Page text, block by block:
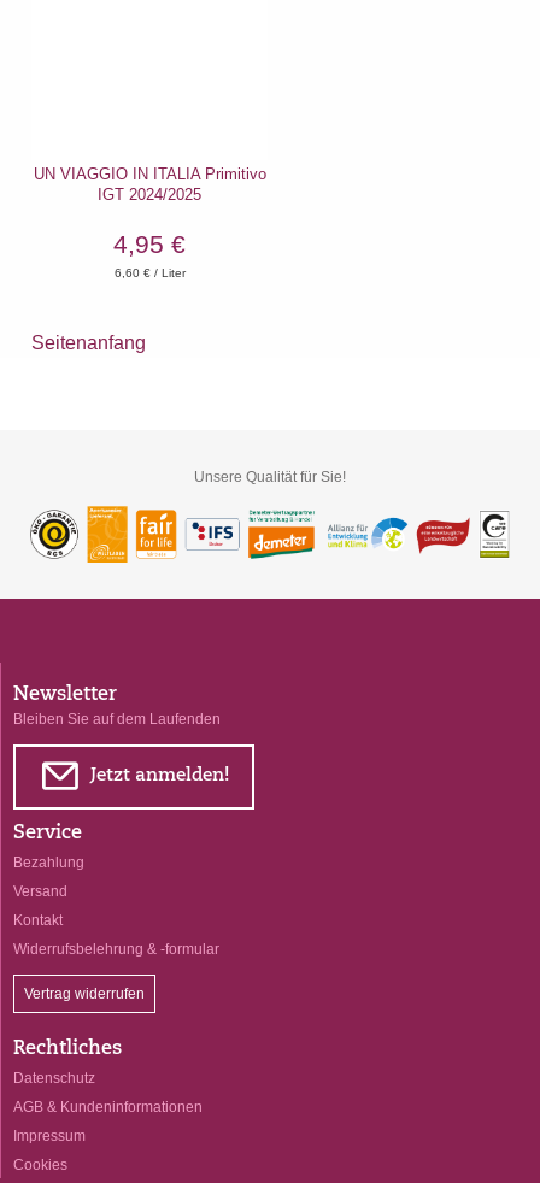
UN VIAGGIO IN ITALIA Primitivo
IGT 2024/2025
4,95 €
6,60€ / Liter
Seitenanfang
Unsere Qualität für Sie!
Newsletter
Bleiben Sie auf dem Laufenden
E Jetzt anmelden!
Service
Bezahlung
Versand
Kontakt
Widerrufsbelehrung & -formular
Vertrag widerrufen
Rechtliches
Datenschutz
AGB & Kundeninformationen
Impressum
Cookies